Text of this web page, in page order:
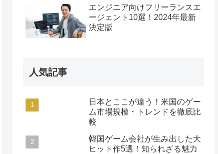
エンジニア向けフリーランスエ
ージェント10選！2024年最新
決定版
人気記事
日本とここが違う！米国のゲー
ム市場規模・トレンドを徹底比
較
韓国ゲーム会社が生み出した大
ヒット作5選！知られざる魅力